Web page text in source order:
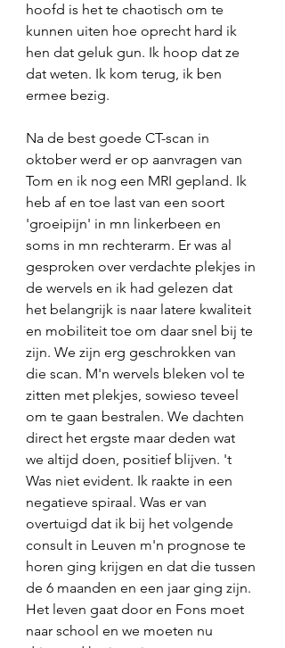
hoofd is het te chaotisch om te
kunnen uiten hoe oprecht hard ik
hen dat geluk gun. Ik hoop dat ze
dat weten. Ik kom terug, ik ben
ermee bezig.
Na de best goede CT-scan in
oktober werd er op aanvragen van
Tom en ik nog een MRI gepland. Ik
heb af en toe last van een soort
'groeipijn' in mn linkerbeen en
soms in mn rechterarm. Er was al
gesproken over verdachte plekjes in
de wervels en ik had gelezen dat
het belangrijk is naar latere kwaliteit
en mobiliteit toe om daar snel bij te
zijn. We zijn erg geschrokken van
die scan. M'n wervels bleken vol te
zitten met plekjes, sowieso teveel
om te gaan bestralen. We dachten
direct het ergste maar deden wat
we altijd doen, positief blijven. 't
Was niet evident. Ik raakte in een
negatieve spiraal. Was er van
overtuigd dat ik bij het volgende
consult in Leuven m'n prognose te
horen ging krijgen en dat die tussen
de 6 maanden en een jaar ging zijn.
Het leven gaat door en Fons moet
naar school en we moeten nu